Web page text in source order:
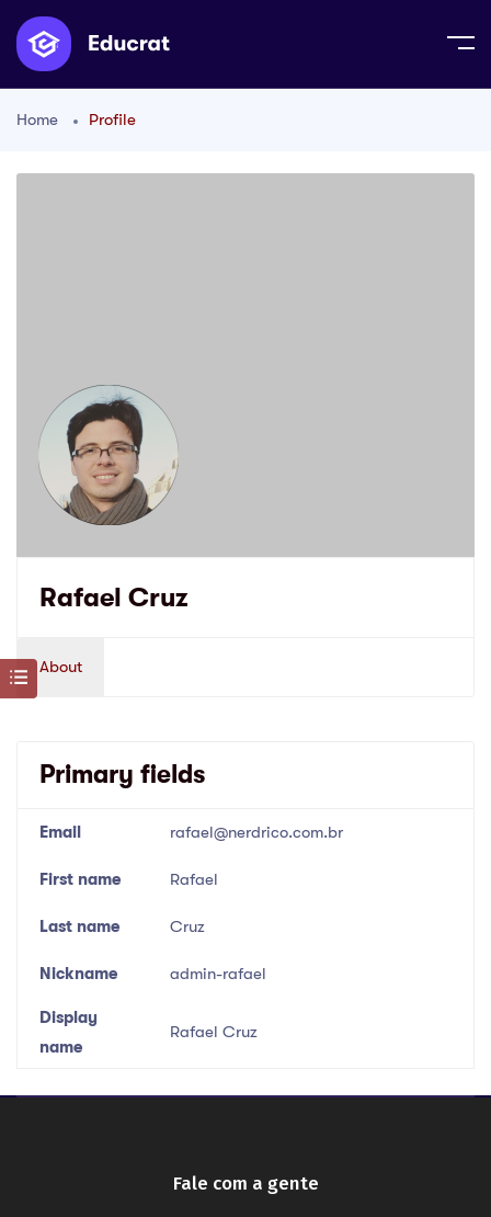
Home Profile
Rafael Cruz
About
Primary fields
Email rafael@nerdrico.com.br
First name Rafael
Last name Cruz
Nickname admin-rafael
Display
name
Rafael Cruz
Fale com a gente